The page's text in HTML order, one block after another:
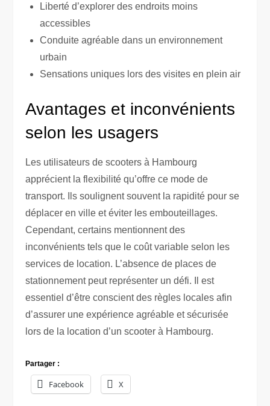
Liberté d’explorer des endroits moins
accessibles
Conduite agréable dans un environnement
urbain
Sensations uniques lors des visites en plein air
Avantages et inconvénients
selon les usagers
Les utilisateurs de scooters à Hambourg
apprécient la flexibilité qu’offre ce mode de
transport. Ils soulignent souvent la rapidité pour se
déplacer en ville et éviter les embouteillages.
Cependant, certains mentionnent des
inconvénients tels que le coût variable selon les
services de location. L’absence de places de
stationnement peut représenter un défi. Il est
essentiel d’être conscient des règles locales afin
d’assurer une expérience agréable et sécurisée
lors de la location d’un scooter à Hambourg.
Partager :
Facebook X